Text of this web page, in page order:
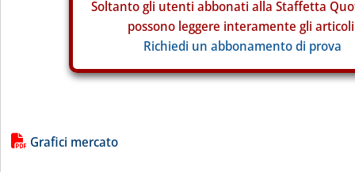
Soltanto gli utenti abbonati alla Staffetta
possono leggere interamente gli
Richiedi un abbonamento di prova
Lista allegati PDF alla notizia
Grafici mercato